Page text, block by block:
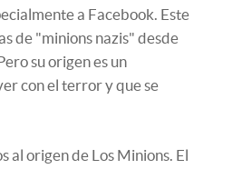
a Facebook. Este
de "minions nazis" desde
su origen es un
con el terror y que se
al origen de Los Minions. El